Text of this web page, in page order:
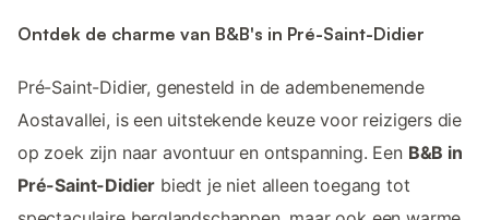
Ontdek de charme van B&B's in Pré-Saint-Didier
Pré-Saint-Didier, genesteld in de adembenemende
Aostavallei, is een uitstekende keuze voor reizigers die
op zoek zijn naar avontuur en ontspanning. Een B&B in
Pré-Saint-Didier biedt je niet alleen toegang tot